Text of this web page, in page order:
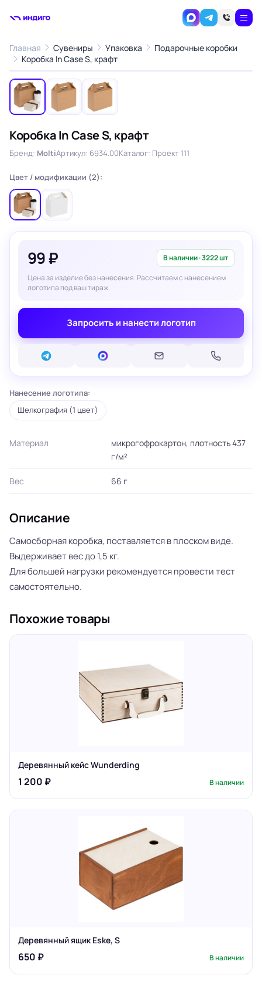
Главная Сувениры Упаковка
Подарочные коробки
Коробка In Case S, крафт
‹ ›
Коробка In Case S, крафт
Бренд: MoltiАртикул: 6934.00Каталог: Проект 111
Цвет / модификации (2):
99 ₽ В наличии · 3222 шт
Цена за изделие без нанесения. Рассчитаем с нанесением
логотипа под ваш тираж.
Запросить и нанести логотип
Нанесение логотипа:
Шелкография (1 цвет)
Материал
микрогофрокартон, плотность 437
г/м²
Вес 66 г
Описание
Самосборная коробка, поставляется в плоском виде.
Выдерживает вес до 1,5 кг.
Для большей нагрузки рекомендуется провести тест
самостоятельно.
Похожие товары
Деревянный кейс Wunderding
1 200 ₽ В наличии
Деревянный ящик Eske, S
650 ₽ В наличии